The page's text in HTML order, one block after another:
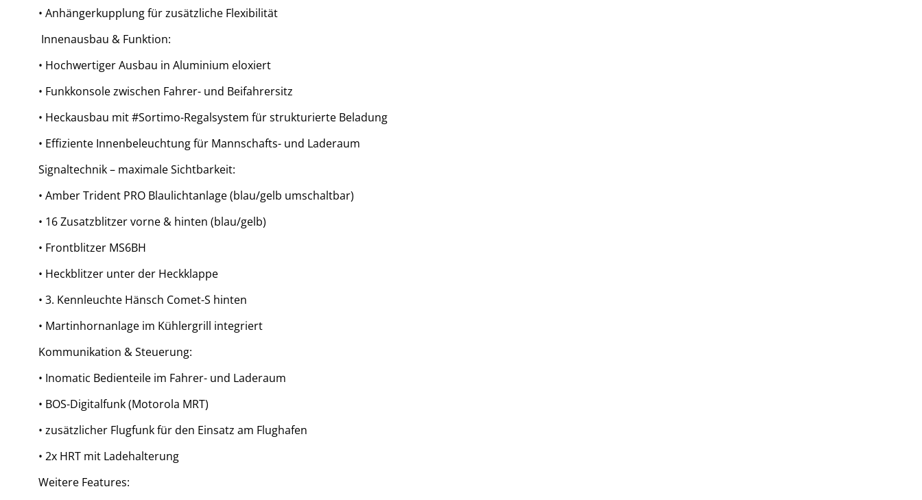
• Anhängerkupplung für zusätzliche Flexibilität
Innenausbau & Funktion:
• Hochwertiger Ausbau in Aluminium eloxiert
• Funkkonsole zwischen Fahrer- und Beifahrersitz
• Heckausbau mit #Sortimo-Regalsystem für strukturierte Beladung
• Effiziente Innenbeleuchtung für Mannschafts- und Laderaum
Signaltechnik – maximale Sichtbarkeit:
• Amber Trident PRO Blaulichtanlage (blau/gelb umschaltbar)
• 16 Zusatzblitzer vorne & hinten (blau/gelb)
• Frontblitzer MS6BH
• Heckblitzer unter der Heckklappe
• 3. Kennleuchte Hänsch Comet-S hinten
• Martinhornanlage im Kühlergrill integriert
Kommunikation & Steuerung:
• Inomatic Bedienteile im Fahrer- und Laderaum
• BOS-Digitalfunk (Motorola MRT)
• zusätzlicher Flugfunk für den Einsatz am Flughafen
• 2x HRT mit Ladehalterung
Weitere Features: